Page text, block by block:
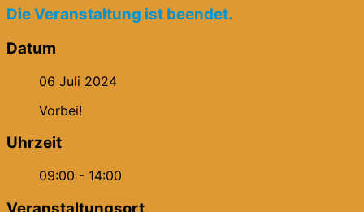
Die Veranstaltung ist beendet.
Datum
06 Juli 2024
Vorbei!
Uhrzeit
09:00 - 14:00
Veranstaltungsort